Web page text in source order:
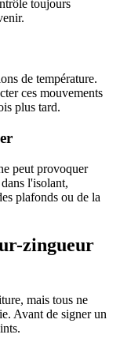
toujours
de température.
ces mouvements
plus tard.
peut provoquer
l'isolant,
plafonds ou de la
zingueur
mais tous ne
Avant de signer un